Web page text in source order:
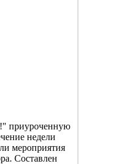
приуроченную
недели
мероприятия
Составлен